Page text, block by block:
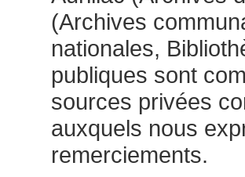
(Archives
nationales,
publiques sont
sources privées
auxquels nous
remerciements.